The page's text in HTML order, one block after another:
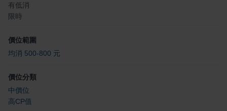
有低消
限時
價位範圍
均消 500-800 元
價位分類
中價位
高CP值